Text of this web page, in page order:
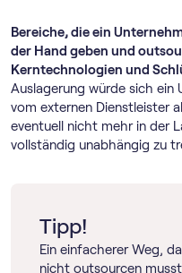
Bereiche, die ein
der Hand geben und
Kerntechnologien und
Auslagerung würde sich ein
vom externen Dienstleister
eventuell nicht mehr in der
vollständig unabhängig zu
Tipp!
Ein einfacherer Weg,
nicht outsourcen